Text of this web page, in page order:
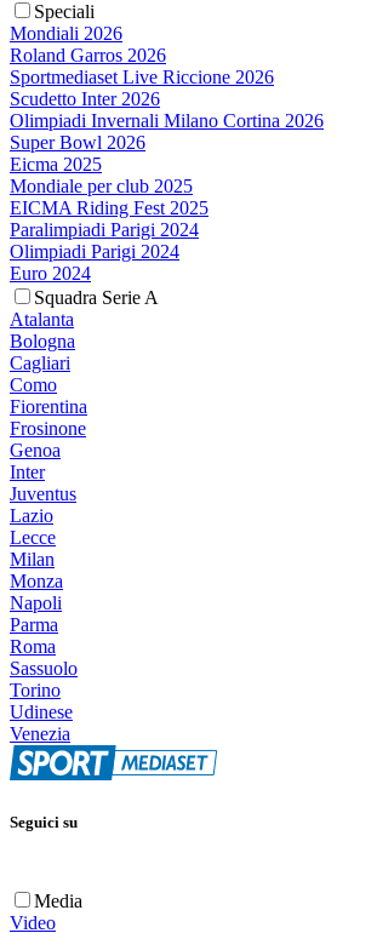
Speciali
Mondiali 2026
Roland Garros 2026
Sportmediaset Live Riccione 2026
Scudetto Inter 2026
Olimpiadi Invernali Milano Cortina 2026
Super Bowl 2026
Eicma 2025
Mondiale per club 2025
EICMA Riding Fest 2025
Paralimpiadi Parigi 2024
Olimpiadi Parigi 2024
Euro 2024
Squadra Serie A
Atalanta
Bologna
Cagliari
Como
Fiorentina
Frosinone
Genoa
Inter
Juventus
Lazio
Lecce
Milan
Monza
Napoli
Parma
Roma
Sassuolo
Torino
Udinese
Venezia
Seguici su
Media
Video